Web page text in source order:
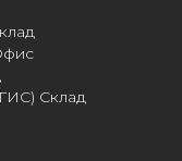
Склад